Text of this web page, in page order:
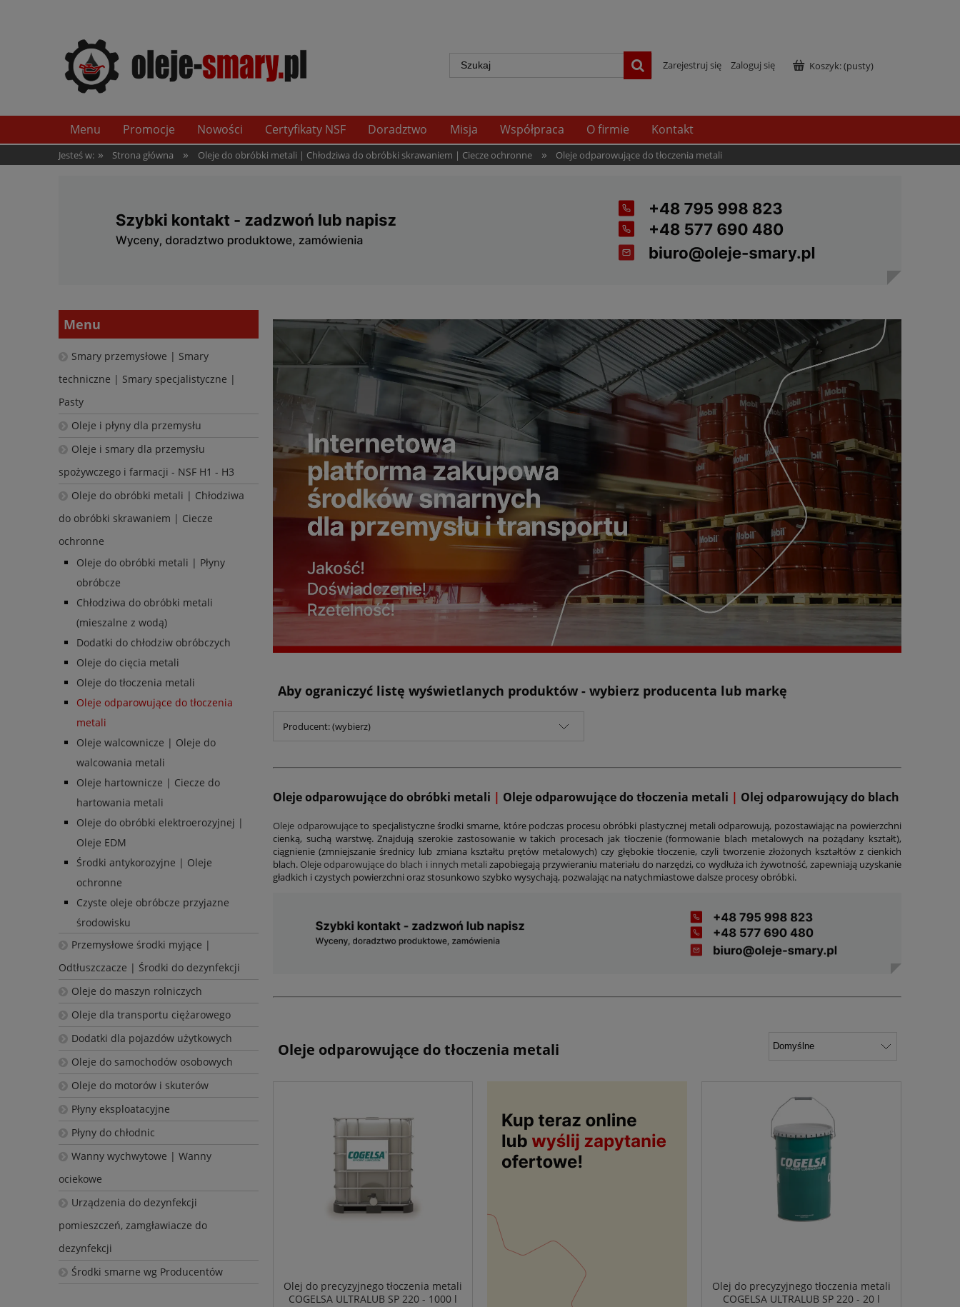
Koszyk:(pusty)
Zarejestruj się Zaloguj się
Menu Promocje Nowości Certyfikaty NSF Doradztwo Misja Współpraca O firmie Kontakt
Jesteś w: » Strona główna » Oleje do obróbki metali | Chłodziwa do obróbki skrawaniem | Ciecze ochronne » Oleje odparowujące do tłoczenia metali
Menu
Smary przemysłowe | Smary
techniczne | Smary specjalistyczne |
Pasty
Oleje i płyny dla przemysłu
Oleje i smary dla przemysłu
spożywczego i farmacji - NSF H1 - H3
Oleje do obróbki metali | Chłodziwa
do obróbki skrawaniem | Ciecze
ochronne
Oleje do obróbki metali | Płyny
obróbcze
Chłodziwa do obróbki metali
(mieszalne z wodą)
Dodatki do chłodziw obróbczych
Oleje do cięcia metali
Oleje do tłoczenia metali
Oleje odparowujące do tłoczenia
metali
Oleje walcownicze | Oleje do
walcowania metali
Oleje hartownicze | Ciecze do
hartowania metali
Oleje do obróbki elektroerozyjnej |
Oleje EDM
Środki antykorozyjne | Oleje
ochronne
Czyste oleje obróbcze przyjazne
środowisku
Przemysłowe środki myjące |
Odtłuszczacze | Środki do dezynfekcji
Oleje do maszyn rolniczych
Oleje dla transportu ciężarowego
Dodatki dla pojazdów użytkowych
Oleje do samochodów osobowych
Oleje do motorów i skuterów
Płyny eksploatacyjne
Płyny do chłodnic
Wanny wychwytowe | Wanny
ociekowe
Urządzenia do dezynfekcji
pomieszczeń, zamgławiacze do
dezynfekcji
Środki smarne wg Producentów
Aby ograniczyć listę wyświetlanych produktów - wybierz producenta lub markę
Producent: (wybierz)
Oleje odparowujące do obróbki metali | Oleje odparowujące do tłoczenia metali | Olej odparowujący do blach
Oleje odparowująceto specjalistyczne środki smarne, które podczas procesu obróbki plastycznej metali odparowują, pozostawiając na powierzchni
cienką, suchą warstwę. Znajdują szerokie zastosowanie w takich procesach jak tłoczenie (formowanie blach metalowych na pożądany kształt),
ciągnienie (zmniejszanie średnicy lub zmiana kształtu prętów metalowych) czy głębokie tłoczenie, czyli tworzenie złożonych kształtów z cienkich
blach. Oleje odparowujące do blach i innych metali zapobiegają przywieraniu materiału do narzędzi, co wydłuża ich żywotność, zapewniają uzyskanie
gładkich i czystych powierzchni oraz stosunkowo szybko wysychają, pozwalając na natychmiastowe dalsze procesy obróbki.
Oleje odparowujące do tłoczenia metali
Olej do precyzyjnego tłoczenia metali
COGELSA ULTRALUB SP 220 - 1000 l
Olej do precyzyjnego tłoczenia metali
COGELSA ULTRALUB SP 220 - 20 l